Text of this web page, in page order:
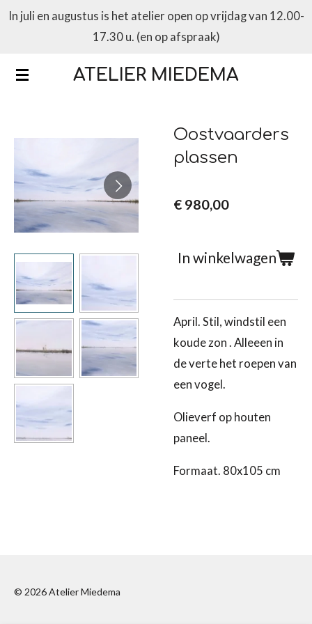
Ga
de
ATELIER MIEDEMA
In juli en augustus is het atelier open op vrijdag van 12.00-
17.30 u. (en op afspraak)
Oostvaarders
plassen
€ 980,00
In winkelwagen
April. Stil, windstil een
koude zon . Alleeen in
de verte het roepen van
een vogel.
Olieverf op houten
paneel.
Formaat. 80x105 cm
© 2026 Atelier Miedema